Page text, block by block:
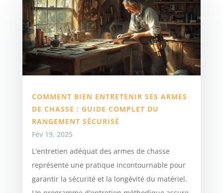
COMMENT BIEN ENTRETENIR SES ARMES
DE CHASSE : GUIDE COMPLET DU
RANGEMENT SÉCURISÉ
Fév 19, 2025
L'entretien adéquat des armes de chasse
représente une pratique incontournable pour
garantir la sécurité et la longévité du matériel.